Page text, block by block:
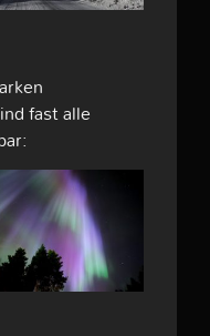
fast alle